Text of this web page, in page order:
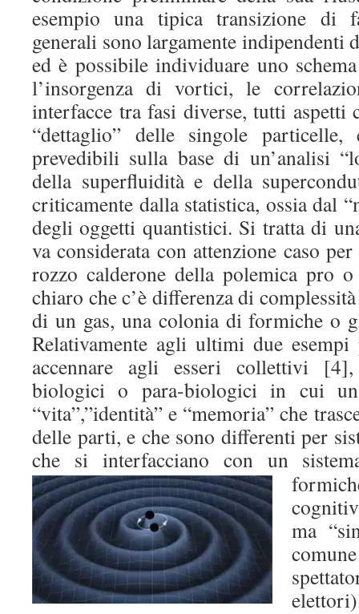
esempio una tipica transizione di
generali sono largamente indipendenti
ed è possibile individuare uno
l’insorgenza di vortici, le
interfacce tra fasi diverse, tutti aspetti
“dettaglio” delle singole
prevedibili sulla base di un’analisi
della superfluidità e della
criticamente dalla statistica, ossia dal
degli oggetti quantistici. Si tratta di
va considerata con attenzione caso
rozzo calderone della polemica pro
chiaro che c’è differenza di
di un gas, una colonia di formiche o
Relativamente agli ultimi due
accennare agli esseri collettivi
biologici o para-biologici in cui un
“vita”,”identità” e “memoria” che
delle parti, e che sono differenti per
che si interfacciano con un
ma